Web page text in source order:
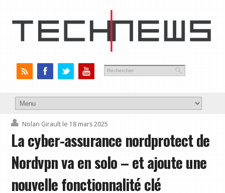
Nolan Girault le 18 mars 2025
La cyber-assurance nordprotect de
Nordvpn va en solo – et ajoute une
nouvelle fonctionnalité clé